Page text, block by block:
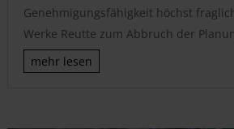
Genehmigungsfähigkeit höchst
Werke Reutte zum Abbruch der
mehr lesen